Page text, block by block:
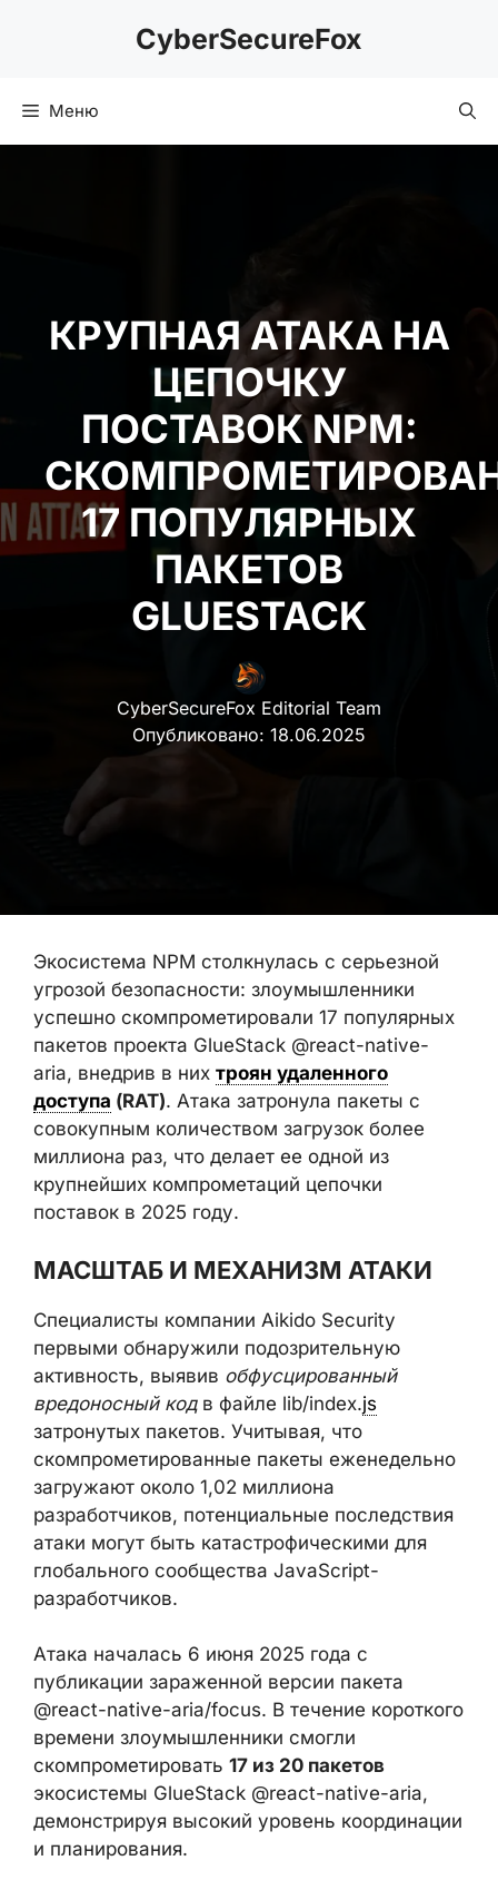
CyberSecureFox
Меню
КРУПНАЯ АТАКА НА
ЦЕПОЧКУ
ПОСТАВОК NPM:
17 ПОПУЛЯРНЫХ
ПАКЕТОВ
GLUESTACK
CyberSecureFox Editorial Team
Опубликовано: 18.06.2025
Экосистема NPM столкнулась с серьезной
угрозой безопасности: злоумышленники
успешно скомпрометировали 17 популярных
пакетов проекта GlueStack @react-native-
aria, внедрив в них троян удаленного
доступа (RAT). Атака затронула пакеты с
совокупным количеством загрузок более
миллиона раз, что делает ее одной из
крупнейших компрометаций цепочки
поставок в 2025 году.
МАСШТАБ И МЕХАНИЗМ АТАКИ
Специалисты компании Aikido Security
первыми обнаружили подозрительную
активность, выявив обфусцированный
вредоносный кодв файле lib/index.js
затронутых пакетов. Учитывая, что
скомпрометированные пакеты еженедельно
загружают около 1,02 миллиона
разработчиков, потенциальные последствия
атаки могут быть катастрофическими для
глобального сообщества JavaScript-
разработчиков.
Атака началась 6 июня 2025 года с
публикации зараженной версии пакета
@react-native-aria/focus. В течение короткого
времени злоумышленники смогли
скомпрометировать 17 из 20 пакетов
экосистемы GlueStack @react-native-aria,
демонстрируя высокий уровень координации
и планирования.